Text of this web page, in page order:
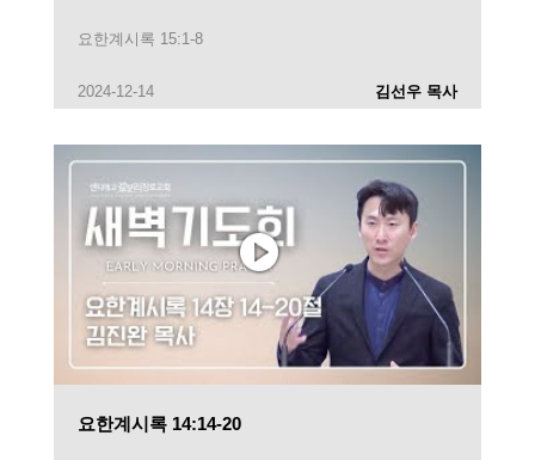
요한계시록 15:1-8
2024-12-14 김선우 목사
요한계시록 14:14-20